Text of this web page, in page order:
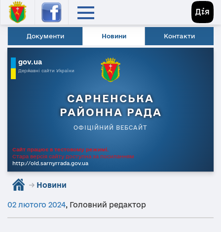
Документи Новини Контакти
gov.ua
Державні сайти України
САРНЕНСЬКА
РАЙОННА РАДА
ОФІЦІЙНИЙ ВЕБСАЙТ
Сайт працює в тестовому режимі.
Стара версія сайту доступна за посиланням
http://old.sarnyrrada.gov.ua
→ Новини
02 лютого 2024, Головний редактор